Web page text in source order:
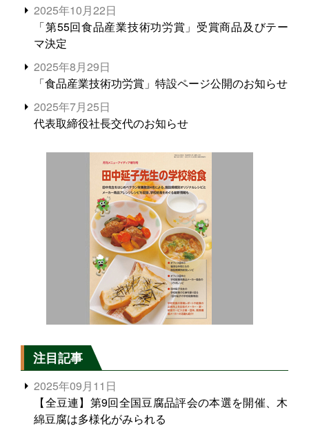
2025年10月22日
「第55回食品産業技術功労賞」受賞商品及びテー
マ決定
2025年8月29日
「食品産業技術功労賞」特設ページ公開のお知らせ
2025年7月25日
代表取締役社長交代のお知らせ
注目記事
2025年09月11日
【全豆連】第9回全国豆腐品評会の本選を開催、木
綿豆腐は多様化がみられる